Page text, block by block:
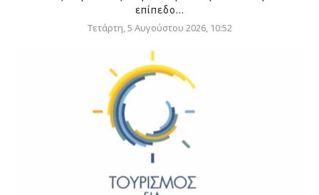
επίπεδο...
Τετάρτη, 5 Αυγούστου 2026, 10:52